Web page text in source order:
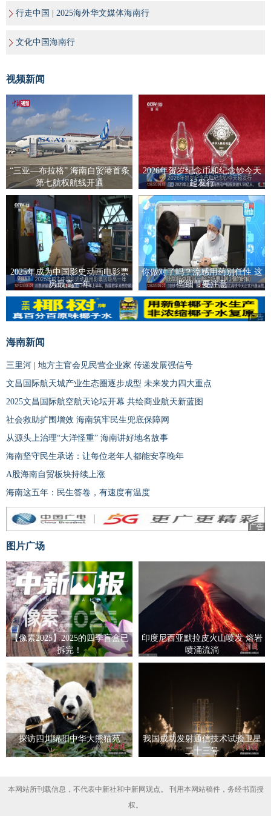
行走中国 | 2025海外华文媒体海南行
文化中国海南行
视频新闻
“三亚—布拉格” 海南自贸港首条
第七航权航线开通
2026年贺岁纪念币和纪念钞今天
起发行
2025年成为中国影史动画电影票
房最高一年
你做对了吗？流感用药别任性 这
些细节要注意
广告
海南新闻
三里河 | 地方主官会见民营企业家 传递发展强信号
文昌国际航天城产业生态圈逐步成型 未来发力四大重点
2025文昌国际航空航天论坛开幕 共绘商业航天新蓝图
社会救助扩围增效 海南筑牢民生兜底保障网
从源头上治理“大洋怪重” 海南讲好地名故事
海南坚守民生承诺：让每位老年人都能安享晚年
A股海南自贸板块持续上涨
海南这五年：民生答卷，有速度有温度
广告
图片广场
【像素2025】2025的四季盲盒已
拆完！
印度尼西亚默拉皮火山喷发 熔岩
喷涌流淌
探访四川绵阳中华大熊猫苑
我国成功发射通信技术试验卫星
二十三号
本网站所刊载信息，不代表中新社和中新网观点。 刊用本网站稿件，务经书面授
权。